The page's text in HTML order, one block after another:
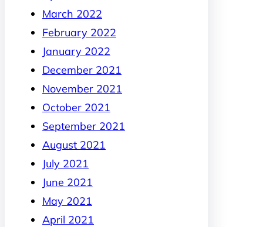
March 2022
February 2022
January 2022
December 2021
November 2021
October 2021
September 2021
August 2021
July 2021
June 2021
May 2021
April 2021